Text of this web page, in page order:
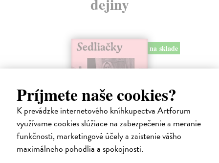
Príjmete naše cookies?
K prevádzke internetového kníhkupectva Artforum
využívame cookies slúžiace na zabezpečenie a meranie
funkčnosti, marketingové účely a zaistenie vášho
maximálneho pohodlia a spokojnosti.
na sklade
Sedliačky